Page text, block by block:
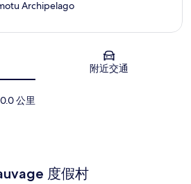
Archipelago
附近交通
公里
度假村